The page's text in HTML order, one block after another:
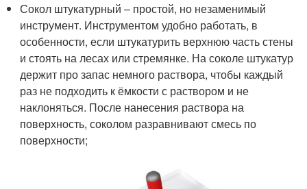
Сокол штукатурный – простой, но незаменимый
инструмент. Инструментом удобно работать, в
особенности, если штукатурить верхнюю часть стены
и стоять на лесах или стремянке. На соколе штукатур
держит про запас немного раствора, чтобы каждый
раз не подходить к ёмкости с раствором и не
наклоняться. После нанесения раствора на
поверхность, соколом разравнивают смесь по
поверхности;